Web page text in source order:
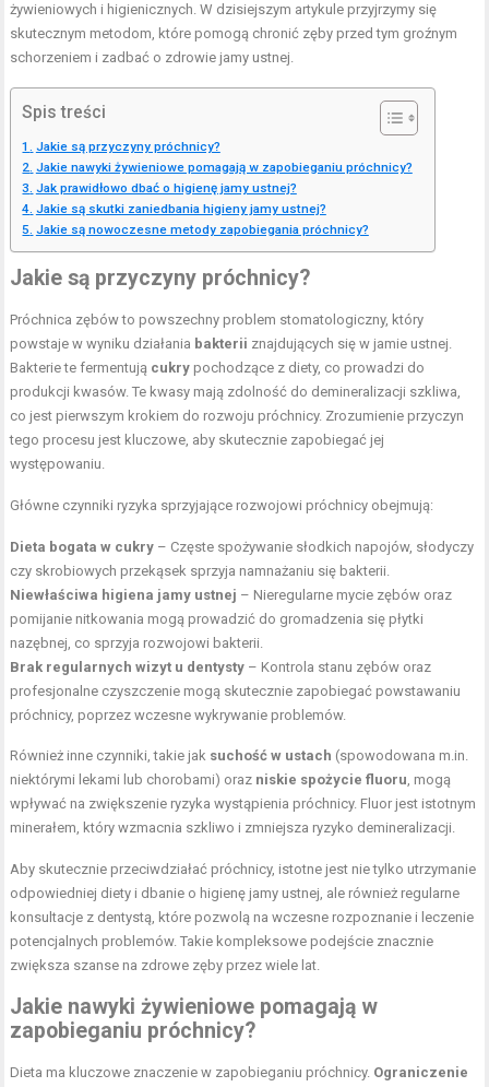
żywieniowych i higienicznych. W dzisiejszym artykule przyjrzymy się
skutecznym metodom, które pomogą chronić zęby przed tym groźnym
schorzeniem i zadbać o zdrowie jamy ustnej.
Spis treści
Jakie są przyczyny próchnicy?
Jakie nawyki żywieniowe pomagają w zapobieganiu próchnicy?
Jak prawidłowo dbać o higienę jamy ustnej?
Jakie są skutki zaniedbania higieny jamy ustnej?
Jakie są nowoczesne metody zapobiegania próchnicy?
Jakie są przyczyny próchnicy?
Próchnica zębów to powszechny problem stomatologiczny, który
powstaje w wyniku działania bakterii znajdujących się w jamie ustnej.
Bakterie te fermentują cukry pochodzące z diety, co prowadzi do
produkcji kwasów. Te kwasy mają zdolność do demineralizacji szkliwa,
co jest pierwszym krokiem do rozwoju próchnicy. Zrozumienie przyczyn
tego procesu jest kluczowe, aby skutecznie zapobiegać jej
występowaniu.
Główne czynniki ryzyka sprzyjające rozwojowi próchnicy obejmują:
Dieta bogata w cukry – Częste spożywanie słodkich napojów, słodyczy
czy skrobiowych przekąsek sprzyja namnażaniu się bakterii.
Niewłaściwa higiena jamy ustnej – Nieregularne mycie zębów oraz
pomijanie nitkowania mogą prowadzić do gromadzenia się płytki
nazębnej, co sprzyja rozwojowi bakterii.
Brak regularnych wizyt u dentysty – Kontrola stanu zębów oraz
profesjonalne czyszczenie mogą skutecznie zapobiegać powstawaniu
próchnicy, poprzez wczesne wykrywanie problemów.
Również inne czynniki, takie jak suchość w ustach (spowodowana m.in.
niektórymi lekami lub chorobami) oraz niskie spożycie fluoru, mogą
wpływać na zwiększenie ryzyka wystąpienia próchnicy. Fluor jest istotnym
minerałem, który wzmacnia szkliwo i zmniejsza ryzyko demineralizacji.
Aby skutecznie przeciwdziałać próchnicy, istotne jest nie tylko utrzymanie
odpowiedniej diety i dbanie o higienę jamy ustnej, ale również regularne
konsultacje z dentystą, które pozwolą na wczesne rozpoznanie i leczenie
potencjalnych problemów. Takie kompleksowe podejście znacznie
zwiększa szanse na zdrowe zęby przez wiele lat.
Jakie nawyki żywieniowe pomagają w
zapobieganiu próchnicy?
Dieta ma kluczowe znaczenie w zapobieganiu próchnicy. Ograniczenie